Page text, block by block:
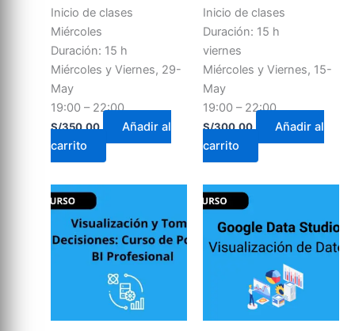
Inicio de clases
Miércoles
Duración: 15 h
Miércoles y Viernes, 29-
May
19:00 – 22:00
S/350.00
Añadir al
carrito
Inicio de clases
Duración: 15 h
viernes
Miércoles y Viernes, 15-
May
19:00 – 22:00
S/300.00
Añadir al
carrito